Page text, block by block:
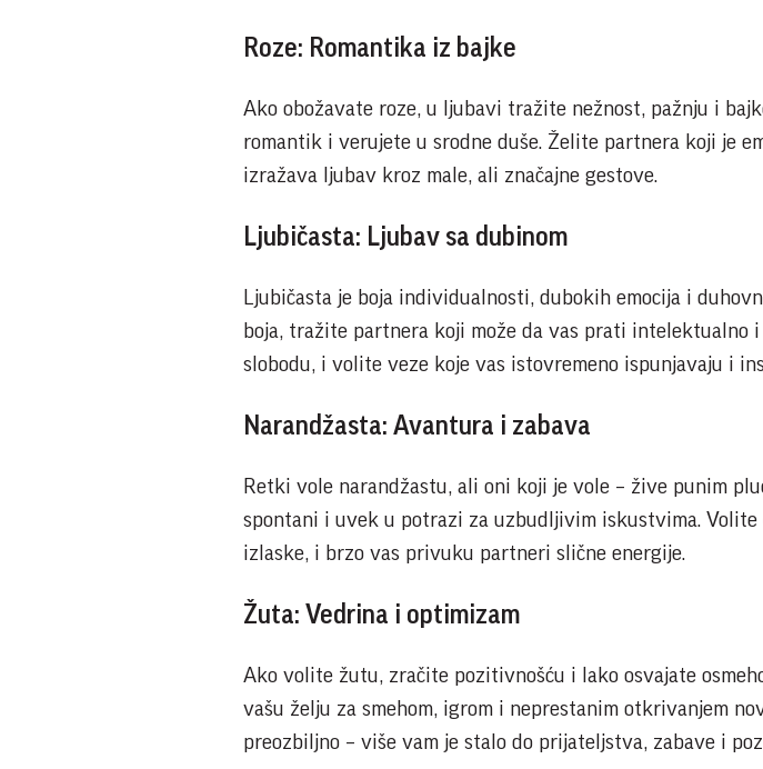
Roze: Romantika iz bajke
Ako obožavate roze, u ljubavi tražite nežnost, pažnju i
romantik i verujete u srodne duše. Želite partnera koji je
izražava ljubav kroz male, ali značajne gestove.
Ljubičasta: Ljubav sa dubinom
Ljubičasta je boja individualnosti, dubokih emocija i
boja, tražite partnera koji može da vas prati intelektualno
slobodu, i volite veze koje vas istovremeno ispunjavaju i
Narandžasta: Avantura i zabava
Retki vole narandžastu, ali oni koji je vole – žive punim
spontani i uvek u potrazi za uzbudljivim iskustvima. Volite
izlaske, i brzo vas privuku partneri slične energije.
Žuta: Vedrina i optimizam
Ako volite žutu, zračite pozitivnošću i lako osvajate
vašu želju za smehom, igrom i neprestanim otkrivanjem
preozbiljno – više vam je stalo do prijateljstva, zabave i